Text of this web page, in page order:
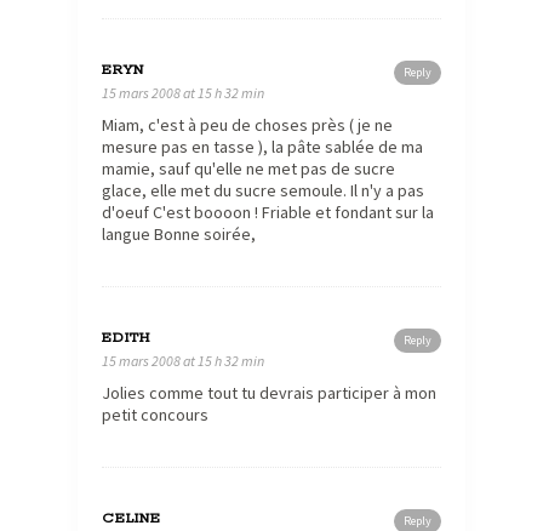
Reply
ERYN
15 mars 2008 at 15 h 32 min
Miam, c'est à peu de choses près ( je ne
mesure pas en tasse ), la pâte sablée de ma
mamie, sauf qu'elle ne met pas de sucre
glace, elle met du sucre semoule. Il n'y a pas
d'oeuf C'est boooon ! Friable et fondant sur la
langue Bonne soirée,
Reply
EDITH
15 mars 2008 at 15 h 32 min
Jolies comme tout tu devrais participer à mon
petit concours
Reply
CELINE